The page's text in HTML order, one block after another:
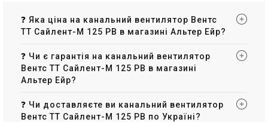
❓ Яка ціна на канальний вентилятор Вентс
ТТ Сайлент-М 125 РВ в магазині Альтер Ейр?
❓ Чи є гарантія на канальний вентилятор
Вентс ТТ Сайлент-М 125 РВ в магазині
Альтер Ейр?
❓ Чи доставляєте ви канальний вентилятор
Вентс ТТ Сайлент-М 125 РВ по Україні?